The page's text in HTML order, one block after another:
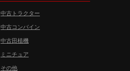
中古トラクター
中古コンバイン
中古田植機
ミニチュア
その他